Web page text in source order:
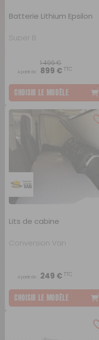
Batterie Lithium Epsilon
Super B
1 499 €
A partir de : 899 €TTC
CHOISIR LE MODÈLE
Lits de cabine
Conversion Van
A partir de : 249 €TTC
CHOISIR LE MODÈLE